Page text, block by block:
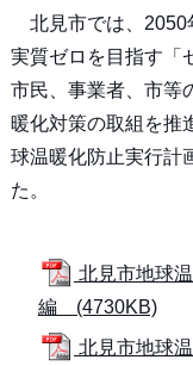
北見市では、2050
実質ゼロを目指す「
市民、事業者、市等
暖化対策の取組を推
球温暖化防止実行計
た。
北見市地球
編 (4730KB)
北見市地球